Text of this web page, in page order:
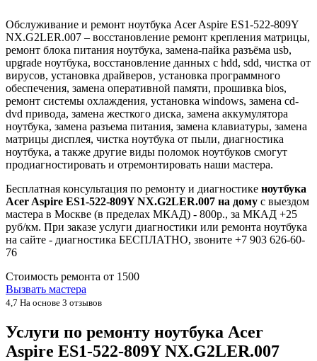
Обслуживание и ремонт ноутбука Acer Aspire ES1-522-809Y
NX.G2LER.007 – восстановление ремонт крепления матрицы,
ремонт блока питания ноутбука, замена-пайка разъёма usb,
upgrade ноутбука, восстановление данных с hdd, sdd, чистка от
вирусов, установка драйверов, установка программного
обеспечения, замена оперативной памяти, прошивка bios,
ремонт системы охлаждения, установка windows, замена cd-
dvd привода, замена жесткого диска, замена аккумулятора
ноутбука, замена разъема питания, замена клавиатуры, замена
матрицы дисплея, чистка ноутбука от пыли, диагностика
ноутбука, а также другие виды поломок ноутбуков смогут
продиагностировать и отремонтировать наши мастера.
Бесплатная консультация по ремонту и диагностике ноутбука
Acer Aspire ES1-522-809Y NX.G2LER.007 на дому с выездом
мастера в Москве (в пределах МКАД) - 800р., за МКАД +25
руб/км. При заказе услуги диагностики или ремонта ноутбука
на сайте - диагностика БЕСПЛАТНО, звоните +7 903 626-60-
76
Стоимость ремонта от 1500
Вызвать мастера
4,7 На основе 3 отзывов
Услуги по ремонту ноутбука Acer
Aspire ES1-522-809Y NX.G2LER.007